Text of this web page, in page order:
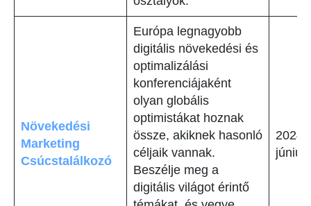
Növekedési
Marketing
Csúcstalálkozó
Európa legnagyobb
digitális növekedési és
optimalizálási
konferenciájaként
olyan globális
optimistákat hoznak
össze, akiknek hasonló
céljaik vannak.
Beszélje meg a
digitális világot érintő
2024.
június